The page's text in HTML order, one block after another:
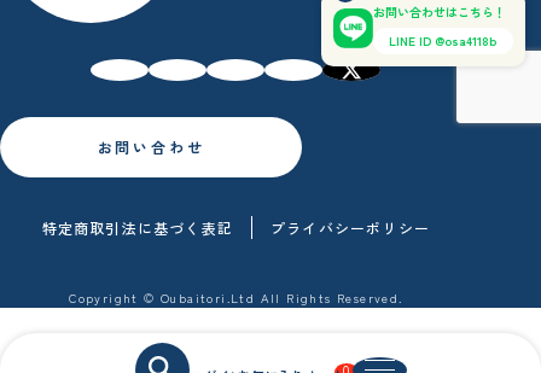
お問い合わせはこちら！
LINE ID @osa4118b
Copyright © Oubaitori.Ltd All Rights Reserved.
お問い合わせ
特定商取引法に基づく表記 プライバシーポリシー